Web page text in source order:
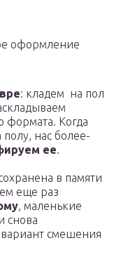
оформление
: кладем на пол
Когда
нас более-
ее.
в памяти
еще раз
, маленькие
снова
смешения